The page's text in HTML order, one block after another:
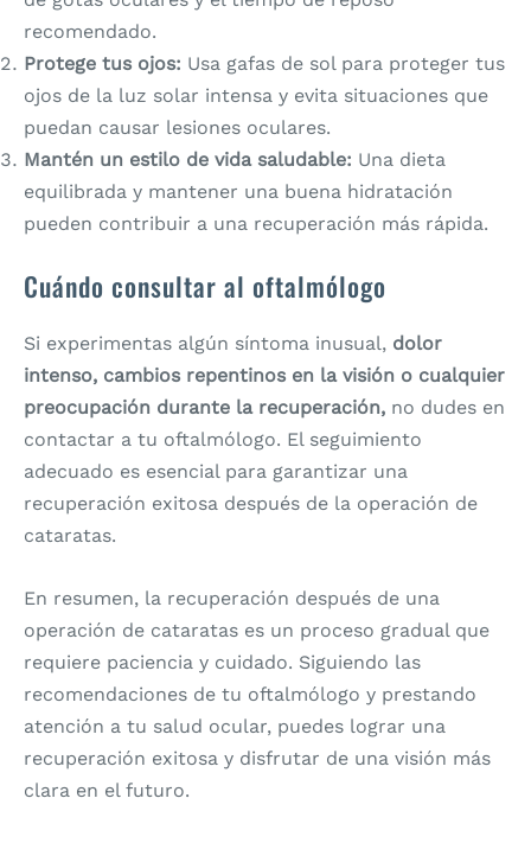
recomendado.
Protege tus ojos: Usa gafas de sol para proteger tus
ojos de la luz solar intensa y evita situaciones que
puedan causar lesiones oculares.
Mantén un estilo de vida saludable: Una dieta
equilibrada y mantener una buena hidratación
pueden contribuir a una recuperación más rápida.
Cuándo consultar al oftalmólogo
Si experimentas algún síntoma inusual, dolor
intenso, cambios repentinos en la visión o cualquier
preocupación durante la recuperación, no dudes en
contactar a tu oftalmólogo. El seguimiento
adecuado es esencial para garantizar una
recuperación exitosa después de la operación de
cataratas.
En resumen, la recuperación después de una
operación de cataratas es un proceso gradual que
requiere paciencia y cuidado. Siguiendo las
recomendaciones de tu oftalmólogo y prestando
atención a tu salud ocular, puedes lograr una
recuperación exitosa y disfrutar de una visión más
clara en el futuro.